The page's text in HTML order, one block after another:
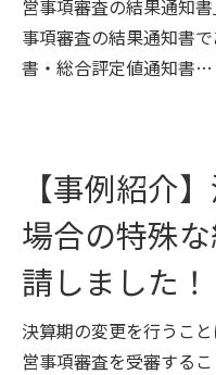
営事項審査の結果通知
事項審査の結果通知書
書・総合評定値通知書…
【事例紹介
場合の特殊
請しました！
決算期の変更を行うこ
営事項審査を受審する